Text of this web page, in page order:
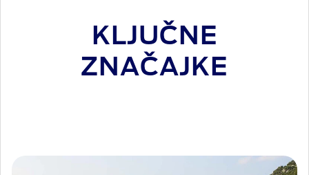
KLJUČNE
ZNAČAJKE